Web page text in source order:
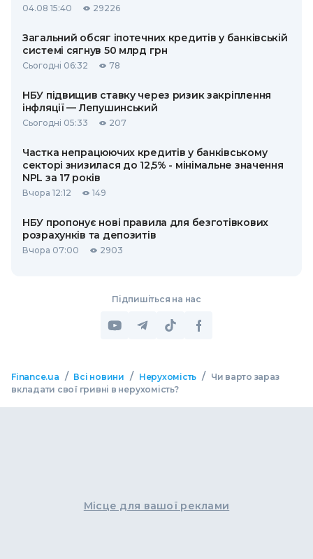
04.08 15:40 29226
Загальний обсяг іпотечних кредитів у банківській
системі сягнув 50 млрд грн
Сьогодні 06:32 78
НБУ підвищив ставку через ризик закріплення
інфляції — Лепушинський
Сьогодні 05:33 207
Частка непрацюючих кредитів у банківському
секторі знизилася до 12,5% - мінімальне значення
NPL за 17 років
Вчора 12:12 149
НБУ пропонує нові правила для безготівкових
розрахунків та депозитів
Вчора 07:00 2903
Підпишіться на нас
Finance.ua / Всі новини / Нерухомість /
Чи варто зараз
вкладати свої гривні в нерухомість?
Місце для вашої реклами